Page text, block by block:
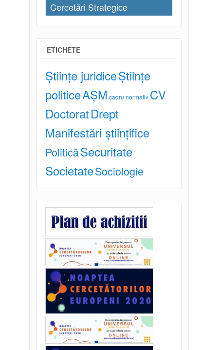
Cercetări Strategice
ETICHETE
Științe juridiceȘtiințe
politiceAȘM cadru normativ CV
DoctoratDrept
Manifestări științifice
PoliticăSecuritate
SocietateSociologie